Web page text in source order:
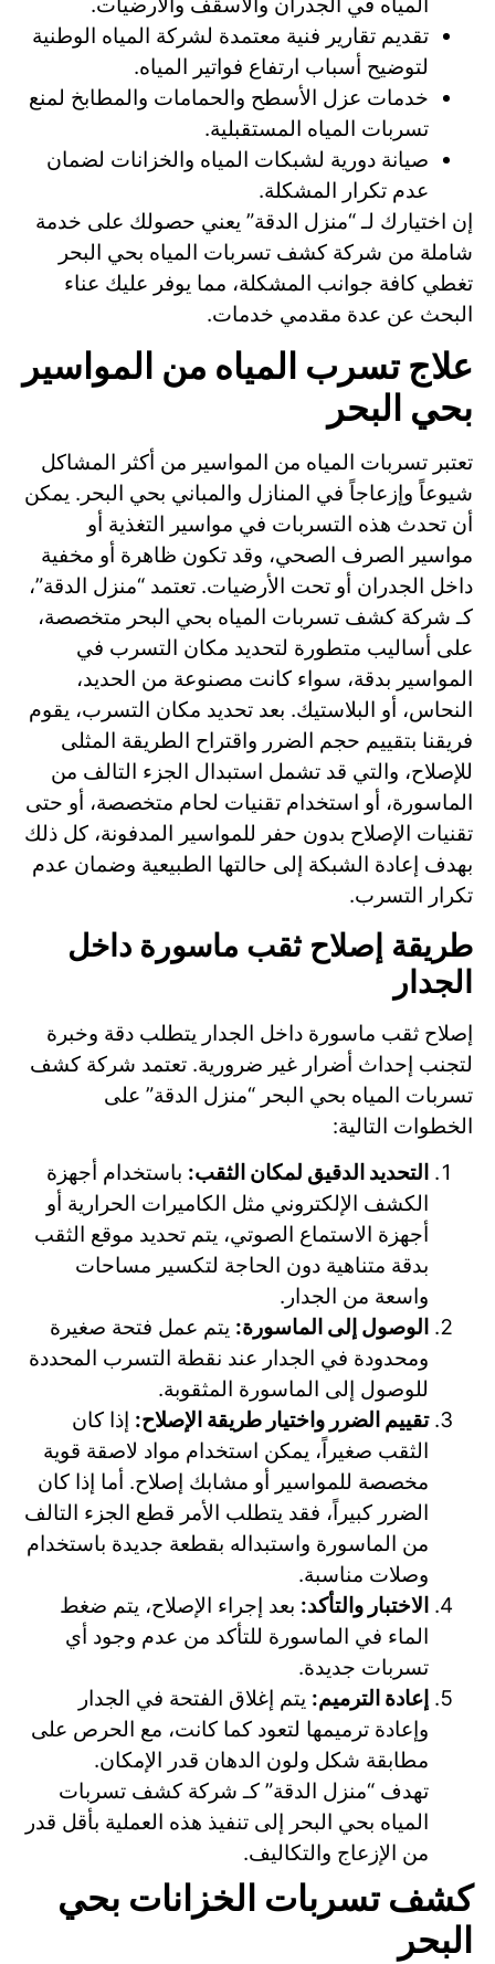
تقديم تقارير فنية معتمدة لشركة المياه الوطنية
لتوضيح أسباب ارتفاع فواتير المياه.
خدمات عزل الأسطح والحمامات والمطابخ لمنع
تسربات المياه المستقبلية.
صيانة دورية لشبكات المياه والخزانات لضمان
عدم تكرار المشكلة.
إن اختيارك لـ “منزل الدقة” يعني حصولك على خدمة
شاملة من شركة كشف تسربات المياه بحي البحر
تغطي كافة جوانب المشكلة، مما يوفر عليك عناء
البحث عن عدة مقدمي خدمات.
علاج تسرب المياه من المواسير
بحي البحر
تعتبر تسربات المياه من المواسير من أكثر المشاكل
شيوعاً وإزعاجاً في المنازل والمباني بحي البحر. يمكن
أن تحدث هذه التسربات في مواسير التغذية أو
مواسير الصرف الصحي، وقد تكون ظاهرة أو مخفية
داخل الجدران أو تحت الأرضيات. تعتمد “منزل الدقة”،
كـ شركة كشف تسربات المياه بحي البحر متخصصة،
على أساليب متطورة لتحديد مكان التسرب في
المواسير بدقة، سواء كانت مصنوعة من الحديد،
النحاس، أو البلاستيك. بعد تحديد مكان التسرب، يقوم
فريقنا بتقييم حجم الضرر واقتراح الطريقة المثلى
للإصلاح، والتي قد تشمل استبدال الجزء التالف من
الماسورة، أو استخدام تقنيات لحام متخصصة، أو حتى
تقنيات الإصلاح بدون حفر للمواسير المدفونة، كل ذلك
بهدف إعادة الشبكة إلى حالتها الطبيعية وضمان عدم
تكرار التسرب.
طريقة إصلاح ثقب ماسورة داخل
الجدار
إصلاح ثقب ماسورة داخل الجدار يتطلب دقة وخبرة
لتجنب إحداث أضرار غير ضرورية. تعتمد شركة كشف
تسربات المياه بحي البحر “منزل الدقة” على
الخطوات التالية:
التحديد الدقيق لمكان الثقب: باستخدام أجهزة
الكشف الإلكتروني مثل الكاميرات الحرارية أو
أجهزة الاستماع الصوتي، يتم تحديد موقع الثقب
بدقة متناهية دون الحاجة لتكسير مساحات
واسعة من الجدار.
الوصول إلى الماسورة: يتم عمل فتحة صغيرة
ومحدودة في الجدار عند نقطة التسرب المحددة
للوصول إلى الماسورة المثقوبة.
تقييم الضرر واختيار طريقة الإصلاح: إذا كان
الثقب صغيراً، يمكن استخدام مواد لاصقة قوية
مخصصة للمواسير أو مشابك إصلاح. أما إذا كان
الضرر كبيراً، فقد يتطلب الأمر قطع الجزء التالف
من الماسورة واستبداله بقطعة جديدة باستخدام
وصلات مناسبة.
الاختبار والتأكد: بعد إجراء الإصلاح، يتم ضغط
الماء في الماسورة للتأكد من عدم وجود أي
تسربات جديدة.
إعادة الترميم: يتم إغلاق الفتحة في الجدار
وإعادة ترميمها لتعود كما كانت، مع الحرص على
مطابقة شكل ولون الدهان قدر الإمكان.
تهدف “منزل الدقة” كـ شركة كشف تسربات
المياه بحي البحر إلى تنفيذ هذه العملية بأقل قدر
من الإزعاج والتكاليف.
كشف تسربات الخزانات بحي
البحر